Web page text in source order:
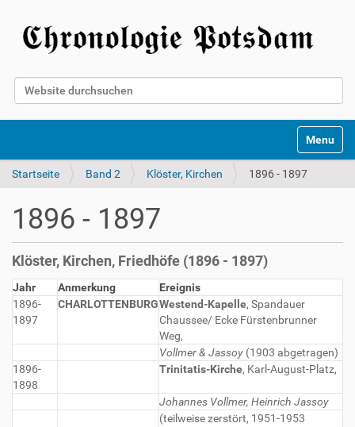
Website durchsuchen
Toggle
Startseite Band 2 Klöster, Kirchen 1896 - 1897
1896 - 1897
Klöster, Kirchen, Friedhöfe (1896 - 1897)
Jahr Anmerkung
Ereignis
1896-
1897
CHARLOTTENBURGWestend-Kapelle, Spandauer
Chaussee/ Ecke Fürstenbrunner
Weg,
Vollmer & Jassoy (1903 abgetragen)
1896-
1898
Trinitatis-Kirche, Karl-August-Platz,
Johannes Vollmer, Heinrich Jassoy
(teilweise zerstört, 1951-1953